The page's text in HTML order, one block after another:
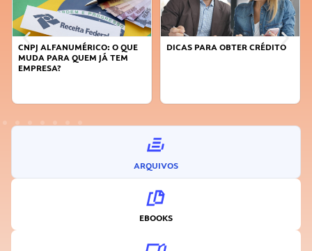
CNPJ ALFANUMÉRICO: O QUE
MUDA PARA QUEM JÁ TEM
EMPRESA?
DICAS PARA OBTER CRÉDITO
ARQUIVOS
EBOOKS